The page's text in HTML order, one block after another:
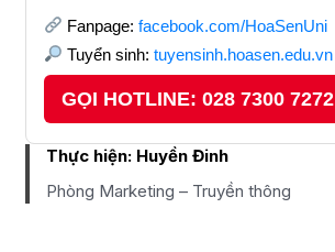
Fanpage: facebook.com/HoaSenUni
Tuyển sinh: tuyensinh.hoasen.edu.vn
GỌI HOTLINE: 028 7300 7272
Thực hiện: Huyền Đinh
Phòng Marketing – Truyền thông